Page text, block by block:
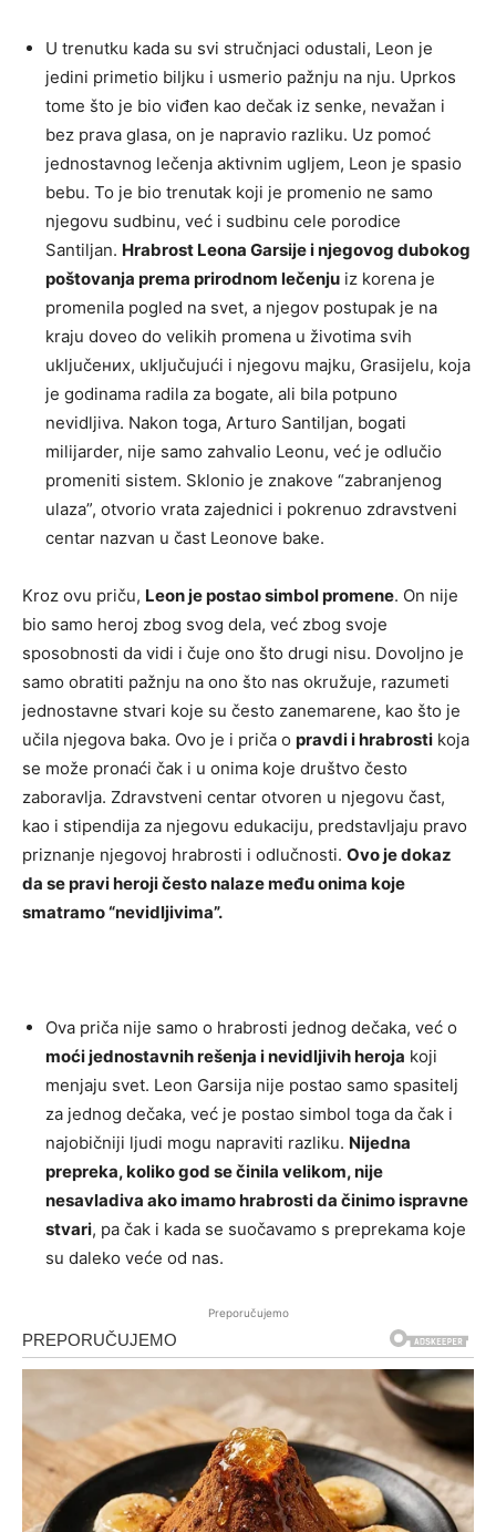
U trenutku kada su svi stručnjaci odustali, Leon je
jedini primetio biljku i usmerio pažnju na nju. Uprkos
tome što je bio viđen kao dečak iz senke, nevažan i
bez prava glasa, on je napravio razliku. Uz pomoć
jednostavnog lečenja aktivnim ugljem, Leon je spasio
bebu. To je bio trenutak koji je promenio ne samo
njegovu sudbinu, već i sudbinu cele porodice
Santiljan. Hrabrost Leona Garsije i njegovog dubokog
poštovanja prema prirodnom lečenju iz korena je
promenila pogled na svet, a njegov postupak je na
kraju doveo do velikih promena u životima svih
uključених, uključujući i njegovu majku, Grasijelu, koja
je godinama radila za bogate, ali bila potpuno
nevidljiva. Nakon toga, Arturo Santiljan, bogati
milijarder, nije samo zahvalio Leonu, već je odlučio
promeniti sistem. Sklonio je znakove “zabranjenog
ulaza”, otvorio vrata zajednici i pokrenuo zdravstveni
centar nazvan u čast Leonove bake.
Kroz ovu priču, Leon je postao simbol promene. On nije
bio samo heroj zbog svog dela, već zbog svoje
sposobnosti da vidi i čuje ono što drugi nisu. Dovoljno je
samo obratiti pažnju na ono što nas okružuje, razumeti
jednostavne stvari koje su često zanemarene, kao što je
učila njegova baka. Ovo je i priča o pravdi i hrabrosti koja
se može pronaći čak i u onima koje društvo često
zaboravlja. Zdravstveni centar otvoren u njegovu čast,
kao i stipendija za njegovu edukaciju, predstavljaju pravo
priznanje njegovoj hrabrosti i odlučnosti. Ovo je dokaz
da se pravi heroji često nalaze među onima koje
smatramo “nevidljivima”.
Ova priča nije samo o hrabrosti jednog dečaka, već o
moći jednostavnih rešenja i nevidljivih heroja koji
menjaju svet. Leon Garsija nije postao samo spasitelj
za jednog dečaka, već je postao simbol toga da čak i
najobičniji ljudi mogu napraviti razliku. Nijedna
prepreka, koliko god se činila velikom, nije
nesavladiva ako imamo hrabrosti da činimo ispravne
stvari, pa čak i kada se suočavamo s preprekama koje
su daleko veće od nas.
Preporučujemo